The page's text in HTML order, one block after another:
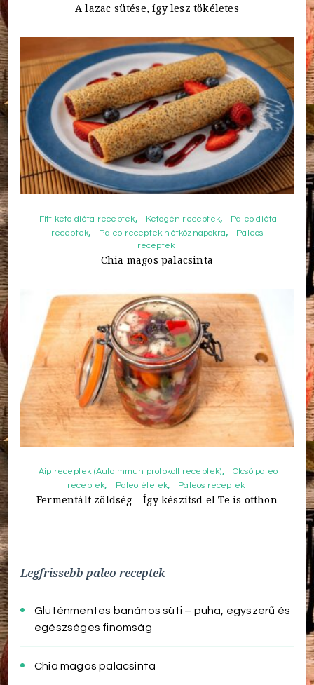
A lazac sütése, így lesz tökéletes
Fitt keto diéta receptek Ketogén receptek
Paleo diéta
receptek
Paleo receptek hétköznapokra
Paleos
receptek
Chia magos palacsinta
Aip receptek (Autoimmun protokoll receptek)
Olcsó paleo
receptek
Paleo ételek Paleos receptek
Fermentált zöldség – Így készítsd el Te is otthon
Legfrissebb paleo receptek
Gluténmentes banános süti – puha, egyszerű és
egészséges finomság
Chia magos palacsinta